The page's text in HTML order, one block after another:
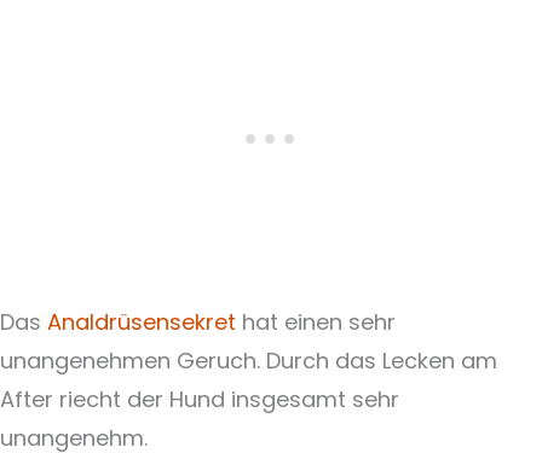
Das Analdrüsensekret hat einen sehr
unangenehmen Geruch. Durch das Lecken am
After riecht der Hund insgesamt sehr
unangenehm.